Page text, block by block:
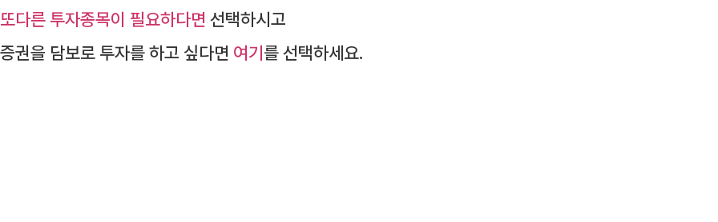
또다른 투자종목이 필요하다면 선택하시고
증권을 담보로 투자를 하고 싶다면 여기를 선택하세요.